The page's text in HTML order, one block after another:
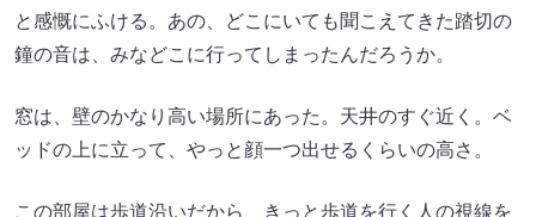
と感慨にふける。あの、どこにいても聞こえてきた踏切の
鐘の音は、みなどこに行ってしまったんだろうか。
窓は、壁のかなり高い場所にあった。天井のすぐ近く。ベ
ッドの上に立って、やっと顔一つ出せるくらいの高さ。
この部屋は歩道沿いだから、きっと歩道を行く人の視線を